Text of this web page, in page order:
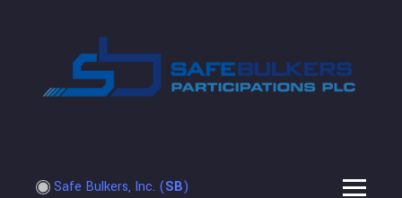
Safe Bulkers, Inc. (SB)